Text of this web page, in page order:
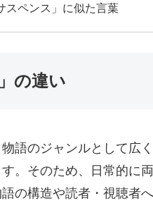
スペンス」に似た言葉
の違い
語のジャンルとして広
。そのため、日常的に
の構造や読者・視聴者